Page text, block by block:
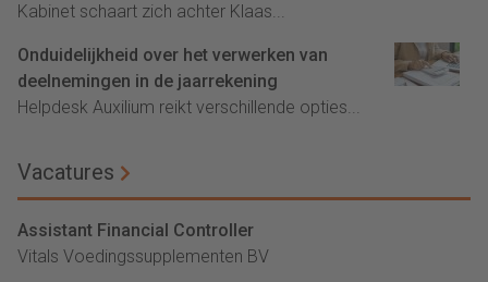
Kabinet schaart zich achter Klaas...
Onduidelijkheid over het verwerken van
deelnemingen in de jaarrekening
Helpdesk Auxilium reikt verschillende opties...
Vacatures
Assistant Financial Controller
Vitals Voedingssupplementen BV